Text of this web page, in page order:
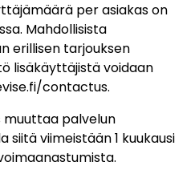
per asiakas on
Mahdollisista
erillisen tarjouksen
lisäkäyttäjistä voidaan
contactus.
muuttaa palvelun
viimeistään 1 kuukausi